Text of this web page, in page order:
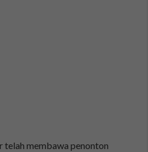
telah membawa penonton